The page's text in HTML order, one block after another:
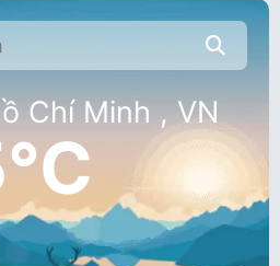
Chí Minh , VN